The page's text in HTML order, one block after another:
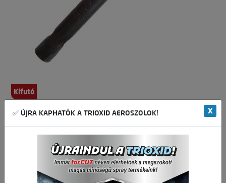
Kifutó
KEDVEZMÉNYES ÁR!
283,00 Ft
209,46 Ft
Bruttó ár: 266,02 Ft
✅ ÚJRA KAPHATÓK A TRIOXID AEROSZOLOK! X